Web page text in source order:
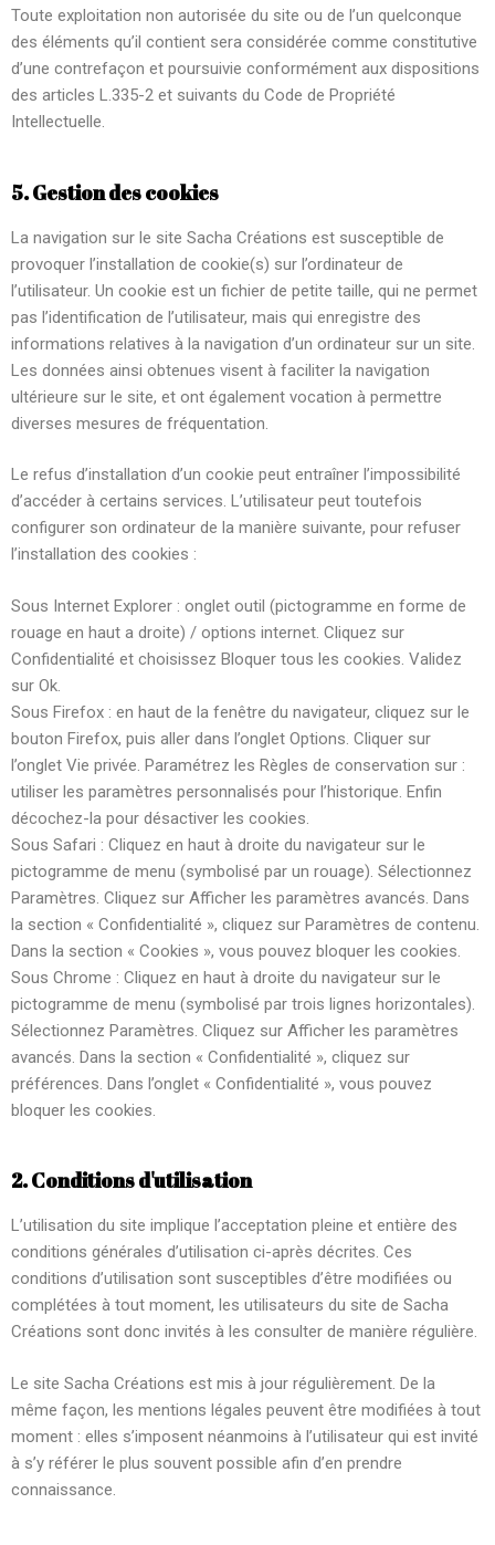
Toute exploitation non autorisée du site ou de l’un quelconque
des éléments qu’il contient sera considérée comme constitutive
d’une contrefaçon et poursuivie conformément aux dispositions
des articles L.335-2 et suivants du Code de Propriété
Intellectuelle.
5. Gestion des cookies
La navigation sur le site Sacha Créations est susceptible de
provoquer l’installation de cookie(s) sur l’ordinateur de
l’utilisateur. Un cookie est un fichier de petite taille, qui ne permet
pas l’identification de l’utilisateur, mais qui enregistre des
informations relatives à la navigation d’un ordinateur sur un site.
Les données ainsi obtenues visent à faciliter la navigation
ultérieure sur le site, et ont également vocation à permettre
diverses mesures de fréquentation.
Le refus d’installation d’un cookie peut entraîner l’impossibilité
d’accéder à certains services. L’utilisateur peut toutefois
configurer son ordinateur de la manière suivante, pour refuser
l’installation des cookies :
Sous Internet Explorer : onglet outil (pictogramme en forme de
rouage en haut a droite) / options internet. Cliquez sur
Confidentialité et choisissez Bloquer tous les cookies. Validez
sur Ok.
Sous Firefox : en haut de la fenêtre du navigateur, cliquez sur le
bouton Firefox, puis aller dans l’onglet Options. Cliquer sur
l’onglet Vie privée. Paramétrez les Règles de conservation sur :
utiliser les paramètres personnalisés pour l’historique. Enfin
décochez-la pour désactiver les cookies.
Sous Safari : Cliquez en haut à droite du navigateur sur le
pictogramme de menu (symbolisé par un rouage). Sélectionnez
Paramètres. Cliquez sur Afficher les paramètres avancés. Dans
la section « Confidentialité », cliquez sur Paramètres de contenu.
Dans la section « Cookies », vous pouvez bloquer les cookies.
Sous Chrome : Cliquez en haut à droite du navigateur sur le
pictogramme de menu (symbolisé par trois lignes horizontales).
Sélectionnez Paramètres. Cliquez sur Afficher les paramètres
avancés. Dans la section « Confidentialité », cliquez sur
préférences. Dans l’onglet « Confidentialité », vous pouvez
bloquer les cookies.
2. Conditions d'utilisation
L’utilisation du site implique l’acceptation pleine et entière des
conditions générales d’utilisation ci-après décrites. Ces
conditions d’utilisation sont susceptibles d’être modifiées ou
complétées à tout moment, les utilisateurs du site de Sacha
Créations sont donc invités à les consulter de manière régulière.
Le site Sacha Créations est mis à jour régulièrement. De la
même façon, les mentions légales peuvent être modifiées à tout
moment : elles s’imposent néanmoins à l’utilisateur qui est invité
à s’y référer le plus souvent possible afin d’en prendre
connaissance.